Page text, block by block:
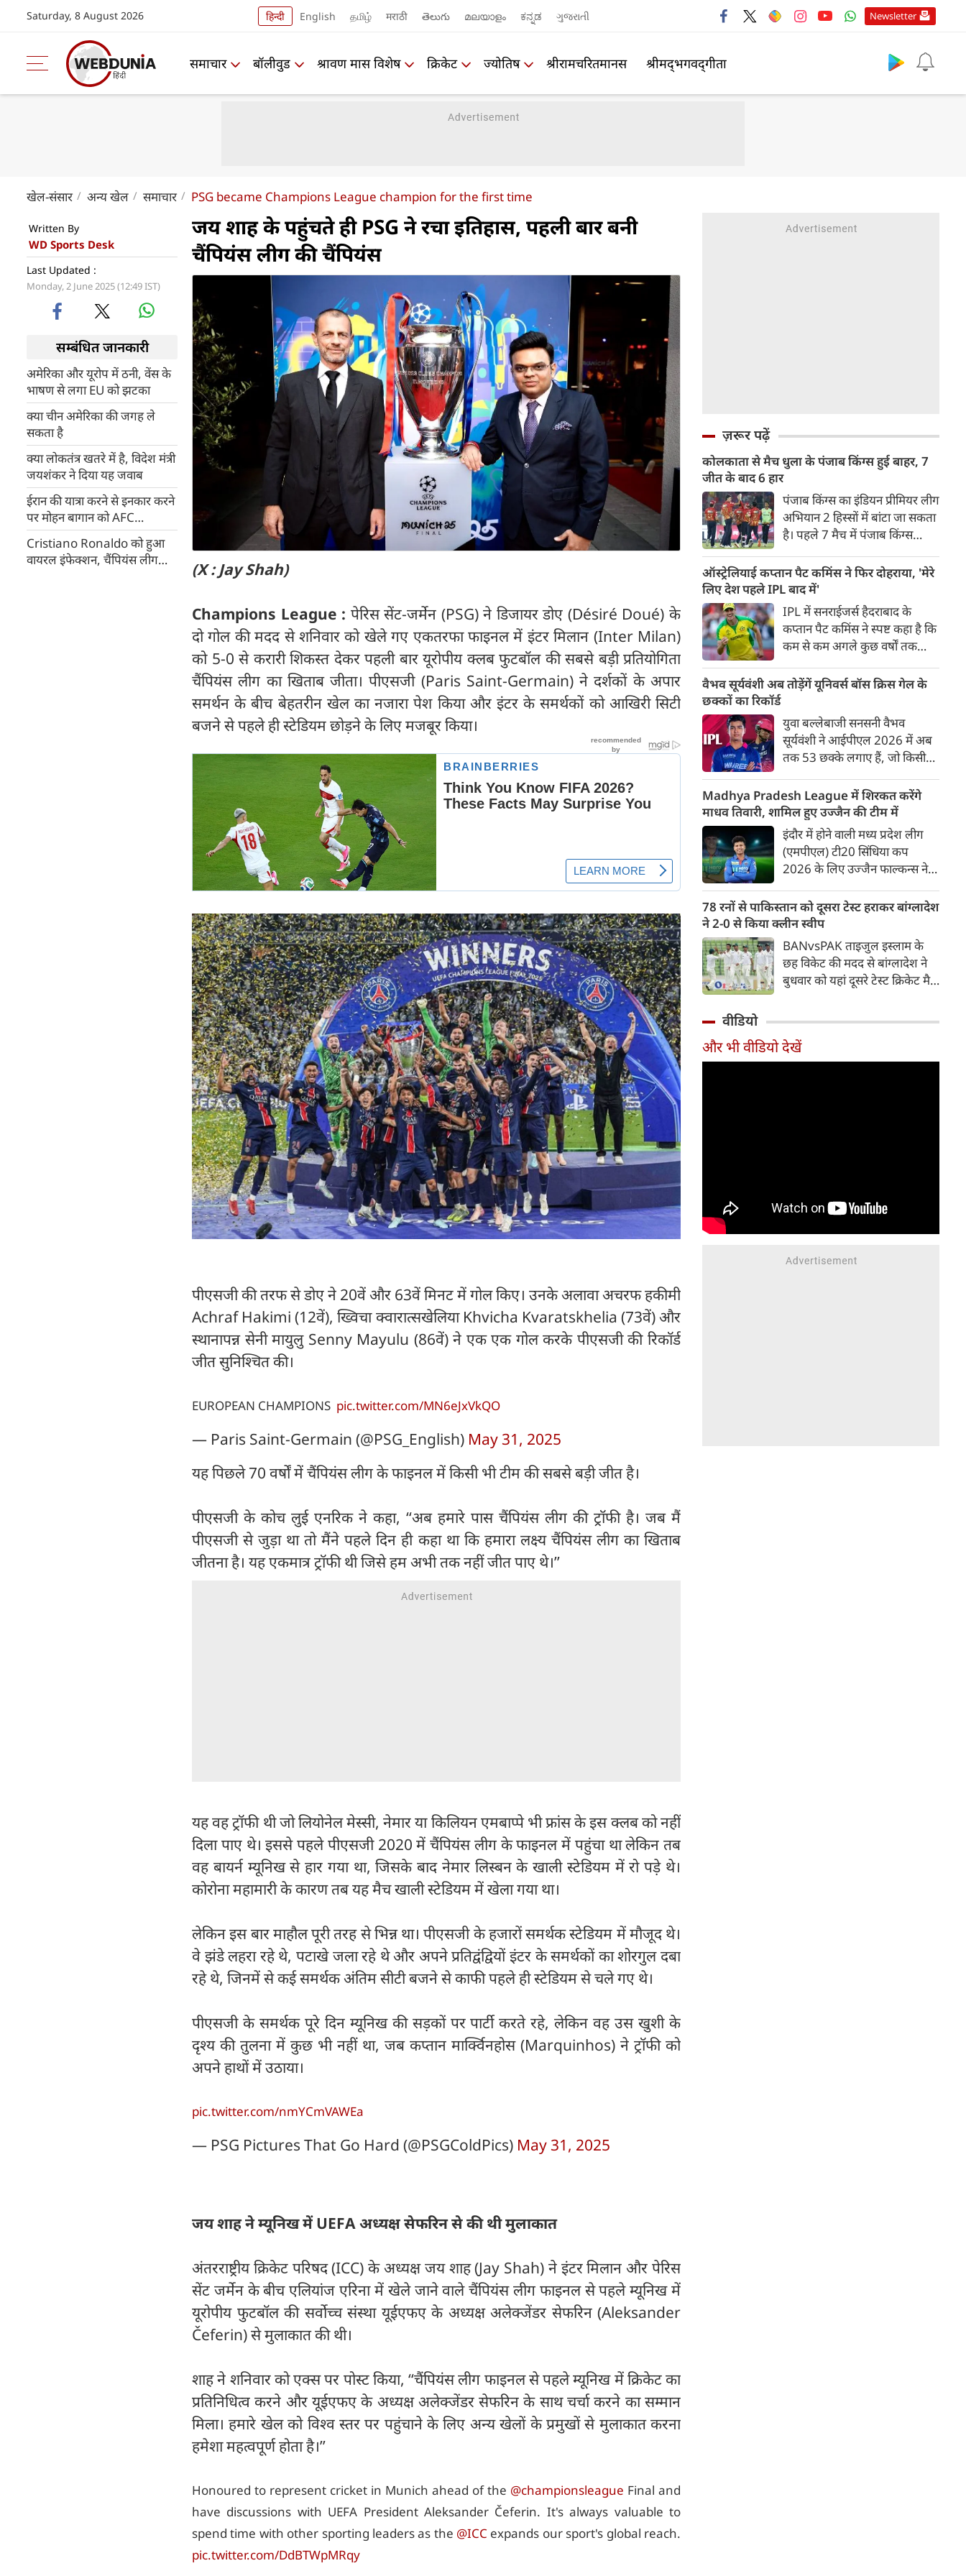
Saturday, 8 August 2026 हिन्दी English தமிழ் मराठी తెలుగు മലയാളം ಕನ್ನಡ ગુજરાતી Newsletter
समाचार बॉलीवुड श्रावण मास विशेष क्रिकेट ज्योतिष श्रीरामचरितमानस श्रीमद्‍भगवद्‍गीता
खेल-संसार अन्य खेल समाचार PSG became Champions League champion for the first time
Written By
WD Sports Desk
Last Updated :
Monday, 2 June 2025 (12:49 IST)
सम्बंधित जानकारी
अमेरिका और यूरोप में ठनी, वेंस के
भाषण से लगा EU को झटका
क्या चीन अमेरिका की जगह ले
सकता है
क्या लोकतंत्र खतरे में है, विदेश मंत्री
जयशंकर ने दिया यह जवाब
ईरान की यात्रा करने से इनकार करने
पर मोहन बागान को AFC
Champions League 2 से
बाहर किया
Cristiano Ronaldo को हुआ
वायरल इंफेक्शन, चैंपियंस लीग
जय शाह के पहुंचते ही PSG ने रचा इतिहास, पहली बार बनी
चैंपियंस लीग की चैंपियंस
(X : Jay Shah)
Champions League : पेरिस सेंट-जर्मेन (PSG) ने डिजायर डोए (Désiré Doué) के
दो गोल की मदद से शनिवार को खेले गए एकतरफा फाइनल में इंटर मिलान (Inter Milan)
को 5-0 से करारी शिकस्त देकर पहली बार यूरोपीय क्लब फुटबॉल की सबसे बड़ी प्रतियोगिता
चैंपियंस लीग का खिताब जीता। पीएसजी (Paris Saint-Germain) ने दर्शकों के अपार
समर्थन के बीच बेहतरीन खेल का नजारा पेश किया और इंटर के समर्थकों को आखिरी सिटी
बजने से पहले ही स्टेडियम छोड़ने के लिए मजबूर किया।
पीएसजी की तरफ से डोए ने 20वें और 63वें मिनट में गोल किए। उनके अलावा अचरफ हकीमी
Achraf Hakimi (12वें), ख्विचा क्वारात्सखेलिया Khvicha Kvaratskhelia (73वें) और
स्थानापन्न सेनी मायुलु Senny Mayulu (86वें) ने एक एक गोल करके पीएसजी की रिकॉर्ड
जीत सुनिश्चित की।
EUROPEAN CHAMPIONS pic.twitter.com/MN6eJxVkQO
— Paris Saint-Germain (@PSG_English) May 31, 2025
यह पिछले 70 वर्षों में चैंपियंस लीग के फाइनल में किसी भी टीम की सबसे बड़ी जीत है।
पीएसजी के कोच लुई एनरिक ने कहा, ‘‘अब हमारे पास चैंपियंस लीग की ट्रॉफी है। जब मैं
पीएसजी से जुड़ा था तो मैंने पहले दिन ही कहा था कि हमारा लक्ष्य चैंपियंस लीग का खिताब
जीतना है। यह एकमात्र ट्रॉफी थी जिसे हम अभी तक नहीं जीत पाए थे।’’
यह वह ट्रॉफी थी जो लियोनेल मेस्सी, नेमार या किलियन एमबाप्पे भी फ्रांस के इस क्लब को नहीं
दिला पाए थे। इससे पहले पीएसजी 2020 में चैंपियंस लीग के फाइनल में पहुंचा था लेकिन तब
वह बायर्न म्यूनिख से हार गया था, जिसके बाद नेमार लिस्बन के खाली स्टेडियम में रो पड़े थे।
कोरोना महामारी के कारण तब यह मैच खाली स्टेडियम में खेला गया था।
लेकिन इस बार माहौल पूरी तरह से भिन्न था। पीएसजी के हजारों समर्थक स्टेडियम में मौजूद थे।
वे झंडे लहरा रहे थे, पटाखे जला रहे थे और अपने प्रतिद्वंद्वियों इंटर के समर्थकों का शोरगुल दबा
रहे थे, जिनमें से कई समर्थक अंतिम सीटी बजने से काफी पहले ही स्टेडियम से चले गए थे।
पीएसजी के समर्थक पूरे दिन म्यूनिख की सड़कों पर पार्टी करते रहे, लेकिन वह उस खुशी के
दृश्य की तुलना में कुछ भी नहीं था, जब कप्तान मार्क्विनहोस (Marquinhos) ने ट्रॉफी को
अपने हाथों में उठाया।
pic.twitter.com/nmYCmVAWEa
— PSG Pictures That Go Hard (@PSGColdPics) May 31, 2025
जय शाह ने म्यूनिख में UEFA अध्यक्ष सेफरिन से की थी मुलाकात
अंतरराष्ट्रीय क्रिकेट परिषद (ICC) के अध्यक्ष जय शाह (Jay Shah) ने इंटर मिलान और पेरिस
सेंट जर्मेन के बीच एलियांज एरिना में खेले जाने वाले चैंपियंस लीग फाइनल से पहले म्यूनिख में
यूरोपीय फुटबॉल की सर्वोच्च संस्था यूईएफए के अध्यक्ष अलेक्जेंडर सेफरिन (Aleksander
Čeferin) से मुलाकात की थी।
शाह ने शनिवार को एक्स पर पोस्ट किया, ‘‘चैंपियंस लीग फाइनल से पहले म्यूनिख में क्रिकेट का
प्रतिनिधित्व करने और यूईएफए के अध्यक्ष अलेक्जेंडर सेफरिन के साथ चर्चा करने का सम्मान
मिला। हमारे खेल को विश्व स्तर पर पहुंचाने के लिए अन्य खेलों के प्रमुखों से मुलाकात करना
हमेशा महत्वपूर्ण होता है।’’
Honoured to represent cricket in Munich ahead of the @championsleague Final and
have discussions with UEFA President Aleksander Čeferin. It's always valuable to
spend time with other sporting leaders as the @ICC expands our sport's global reach.
pic.twitter.com/DdBTWpMRqy
ज़रूर पढ़ें
कोलकाता से मैच धुला के पंजाब किंग्स हुई बाहर, 7
जीत के बाद 6 हार
पंजाब किंग्स का इंडियन प्रीमियर लीग
अभियान 2 हिस्सों में बांटा जा सकता
है। पहले 7 मैच में पंजाब किंग्स
उसे हार का सामना करना पड़ा इसके
बाद अंतिम मैच वह जरूर जीती
लेकिन तब तक उसकी किस्मत
लखनऊ के हाथ लिखी गई थी।
ऑस्ट्रेलियाई कप्तान पैट कमिंस ने फिर दोहराया, 'मेरे
लिए देश पहले IPL बाद में'
IPL में सनराईजर्स हैदराबाद के
कप्तान पैट कमिंस ने स्पष्ट कहा है कि
कम से कम अगले कुछ वर्षों तक
प्राथमिकता होगी। यह बयान उस चर्चा
के बीच आया है, जिसमें कहा जा रहा
है कि ऑस्ट्रेलिया के कुछ बड़े खिलाड़ी
IPL से आगे बढ़कर अन्य फ्रेंचाइजी
क्रिकेट खेलने के लिए राष्ट्रीय टीम से
दूरी बना सकते हैं।
वैभव सूर्यवंशी अब तोड़ेंगें यूनिवर्स बॉस क्रिस गेल के
छक्कों का रिकॉर्ड
युवा बल्लेबाजी सनसनी वैभव
सूर्यवंशी ने आईपीएल 2026 में अब
तक 53 छक्के लगाए हैं, जो किसी
टूर्नामेंट में दूसरे सबसे ज़्यादा हैं। सबसे
ज़्यादा 59 छक्के क्रिस गेल ने
आईपीएल 2012 में लगाए थे।
सूर्यवंशी की नज़रें अब गेल के रिकॉर्ड
पर होंगी।
Madhya Pradesh League में शिरकत करेंगे
माधव तिवारी, शामिल हुए उज्जैन की टीम में
इंदौर में होने वाली मध्य प्रदेश लीग
(एमपीएल) टी20 सिंधिया कप
2026 के लिए उज्जैन फाल्कन्स ने
जिसमें युवा ऑलराउंडर माधव तिवारी
सबसे बड़े आकर्षण के रूप में
उभरकर सामने आए हैं। इंडियन
प्रीमियर लीग में दिल्ली कैपिटल्स का
हिस्सा रहे माधव तिवारी इस समय
मध्य प्रदेश के सबसे चर्चित युवा
78 रनों से पाकिस्तान को दूसरा टेस्ट हराकर बांग्लादेश
ने 2-0 से किया क्लीन स्वीप
BANvsPAK ताइजुल इस्लाम के
छह विकेट की मदद से बांग्लादेश ने
बुधवार को यहां दूसरे टेस्ट क्रिकेट मैच
का पीछा करते हुए 358 रन पर
आउट हो गई। बांग्लादेश ने पहला
वीडियो
और भी वीडियो देखें